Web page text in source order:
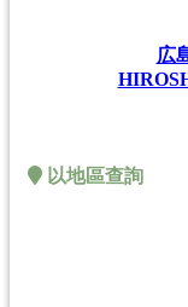
広
以地區查詢